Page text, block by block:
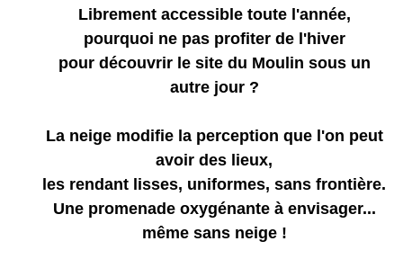
Librement accessible toute l'année,
pourquoi ne pas profiter de l'hiver
pour découvrir le site du Moulin sous un
autre jour ?
La neige modifie la perception que l'on peut
avoir des lieux,
les rendant lisses, uniformes, sans frontière.
Une promenade oxygénante à envisager...
même sans neige !